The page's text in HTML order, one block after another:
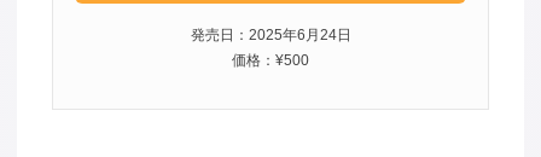
発売日：2025年6月24日
価格：¥500